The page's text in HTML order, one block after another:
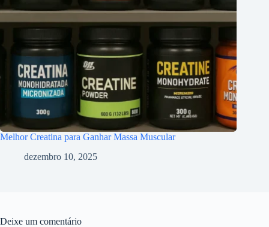
Melhor Creatina para Ganhar Massa Muscular
dezembro 10, 2025
Deixe um comentário